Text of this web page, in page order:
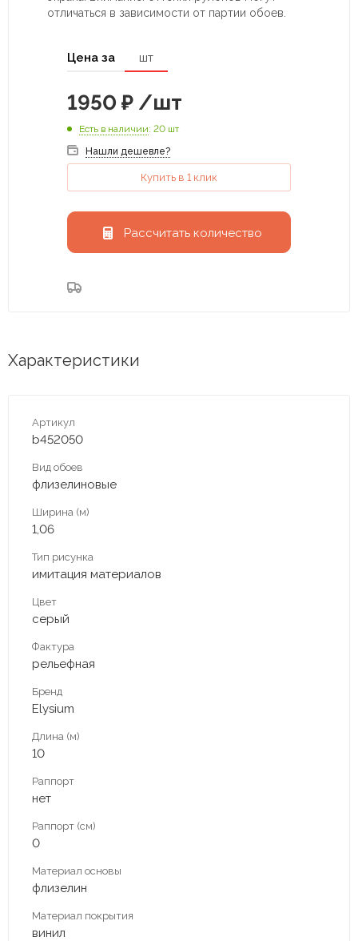
отличаться в зависимости от партии обоев.
Цена за шт
1950 ₽ /шт
Есть в наличии: 20 шт
Нашли дешевле?
Купить в 1 клик
Рассчитать количество
Характеристики
Артикул
b452050
Вид обоев
флизелиновые
Ширина (м)
1,06
Тип рисунка
имитация материалов
Цвет
серый
Фактура
рельефная
Бренд
Elysium
Длина (м)
10
Раппорт
нет
Раппорт (см)
0
Материал основы
флизелин
Материал покрытия
винил